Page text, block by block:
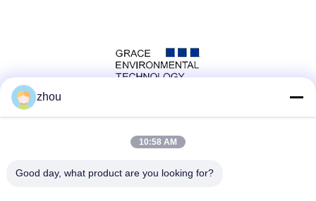
zhou
10:58 AM
Good day, what product are you looking for?